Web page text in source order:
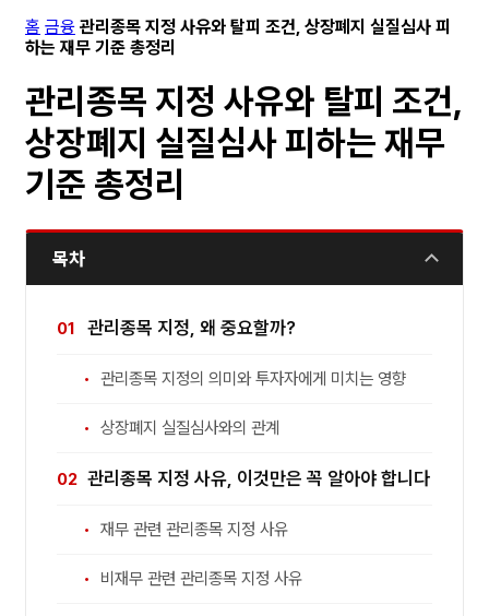
홈 금융 관리종목 지정 사유와 탈피 조건, 상장폐지 실질심사 피
하는 재무 기준 총정리
관리종목 지정 사유와 탈피 조건,
상장폐지 실질심사 피하는 재무
기준 총정리
목차
관리종목 지정, 왜 중요할까?
관리종목 지정의 의미와 투자자에게 미치는 영향
상장폐지 실질심사와의 관계
관리종목 지정 사유, 이것만은 꼭 알아야 합니다
재무 관련 관리종목 지정 사유
비재무 관련 관리종목 지정 사유